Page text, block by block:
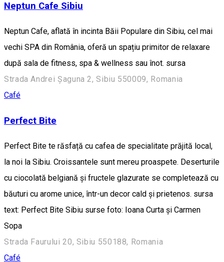
Neptun Cafe Sibiu
Neptun Cafe, aflată în incinta Băii Populare din Sibiu, cel mai
vechi SPA din România, oferă un spațiu primitor de relaxare
după sala de fitness, spa & wellness sau înot. sursa
Strada Andrei Șaguna 2, Sibiu 550009, Romania
Café
Perfect Bite
Perfect Bite te răsfață cu cafea de specialitate prăjită local,
la noi la Sibiu. Croissantele sunt mereu proaspete. Deserturile
cu ciocolată belgiană și fructele glazurate se completează cu
băuturi cu arome unice, într-un decor cald și prietenos. sursa
text: Perfect Bite Sibiu surse foto: Ioana Curta și Carmen
Sopa
Strada Faurului 20, Sibiu 550188, Romania
Café